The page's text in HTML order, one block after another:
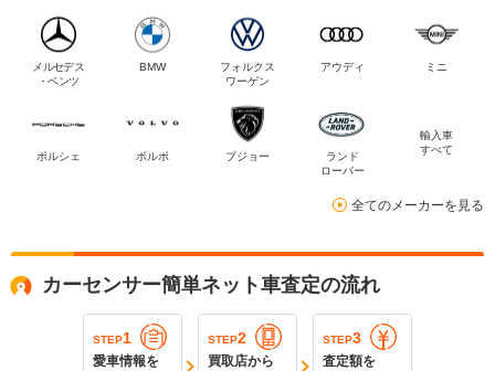
メルセデス
・ベンツ
BMW
フォルクス
ワーゲン
アウディ ミニ
ポルシェ ボルボ プジョー
ランド
ローバー
輸入車
すべて
全てのメーカーを見る
カーセンサー簡単ネット車査定の流れ
STEP1
愛車情報を
STEP2
買取店から
STEP3
査定額を